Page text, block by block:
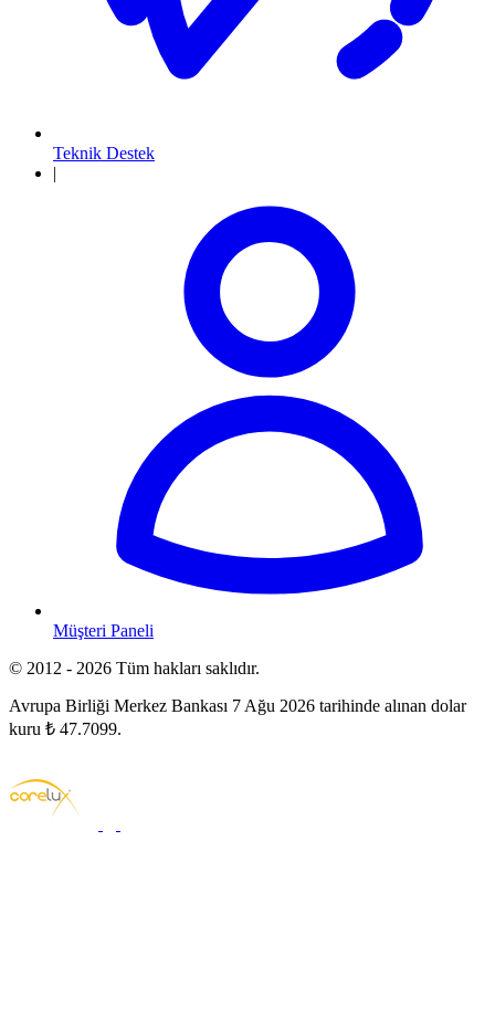
Teknik Destek
|
Müşteri Paneli
© 2012 - 2026 Tüm hakları saklıdır.
Avrupa Birliği Merkez Bankası 7 Ağu 2026 tarihinde alınan dolar
kuru ₺ 47.7099.